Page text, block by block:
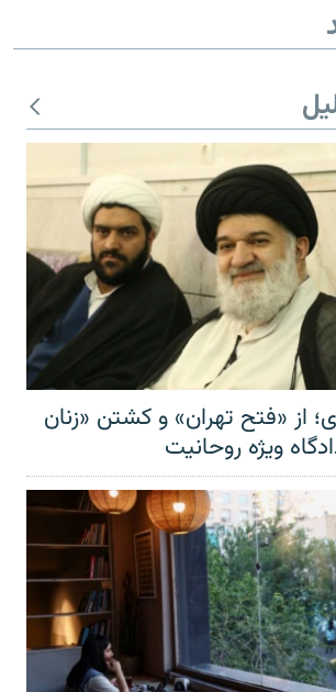
از «فتح تهران» و کشتن «زنان
ویژه روحانیت